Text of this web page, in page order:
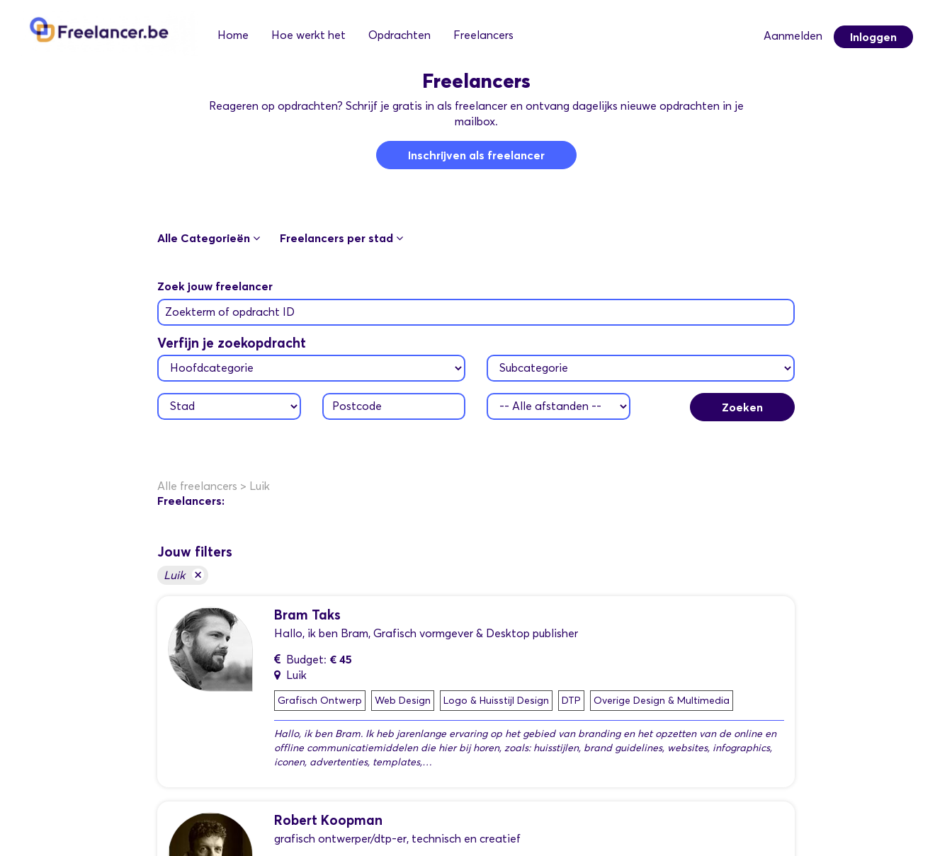
Home Hoe werkt het Opdrachten Freelancers Aanmelden Inloggen
Freelancers
Reageren op opdrachten? Schrijf je gratis in als freelancer en ontvang dagelijks nieuwe opdrachten in je
mailbox.
Inschrijven als freelancer
Alle Categorieën Freelancers per stad
Zoek jouw freelancer
Zoekterm of opdracht ID
Verfijn je zoekopdracht
Alle freelancers > Luik
Freelancers:
Jouw filters
Luik ×
Bram Taks
Hallo, ik ben Bram, Grafisch vormgever & Desktop publisher
Budget: € 45
Luik
Grafisch Ontwerp Web Design Logo & Huisstijl Design DTP Overige Design & Multimedia
Hallo, ik ben Bram. Ik heb jarenlange ervaring op het gebied van branding en het opzetten van de online en
offline communicatiemiddelen die hier bij horen, zoals: huisstijlen, brand guidelines, websites, infographics,
iconen, advertenties, templates,…
Robert Koopman
grafisch ontwerper/dtp-er, technisch en creatief